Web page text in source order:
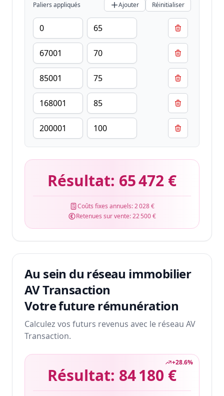
Paliers appliqués Ajouter Réinitialiser
Résultat: 65 472 €
Coûts fixes annuels:2 028 €
Retenues sur vente:22 500 €
Au sein du réseau immobilier
AV Transaction
Votre future rémunération
Calculez vos futurs revenus avec le réseau AV
Transaction.
+28.6%
Résultat: 84 180 €